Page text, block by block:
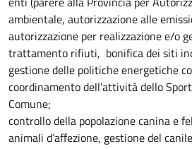
ambientale, autorizzazione alle
autorizzazione per realizzazione e/o
trattamento rifiuti, bonifica dei siti
gestione delle politiche energetiche
coordinamento dell’attività dello
Comune;
controllo della popolazione canina e
animali d’affezione, gestione del